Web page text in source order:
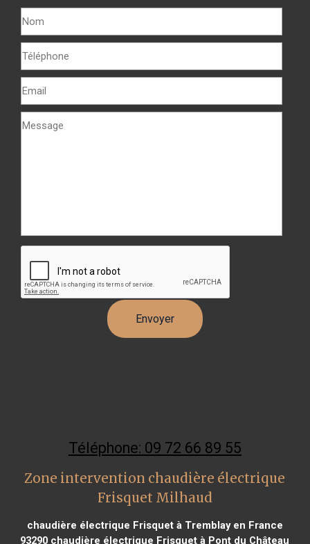
Téléphone: 09 72 66 89 55
Zone intervention chaudière électrique
Frisquet Milhaud
chaudière électrique Frisquet à Tremblay en France
93290 chaudière électrique Frisquet à Pont du Château